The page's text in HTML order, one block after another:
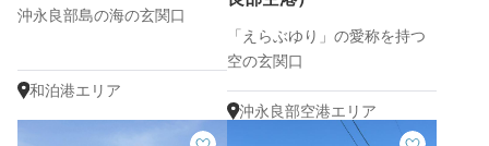
沖永良部島の海の玄関口
和泊港エリア
「えらぶゆり」の愛称を持つ
空の玄関口
沖永良部空港エリア